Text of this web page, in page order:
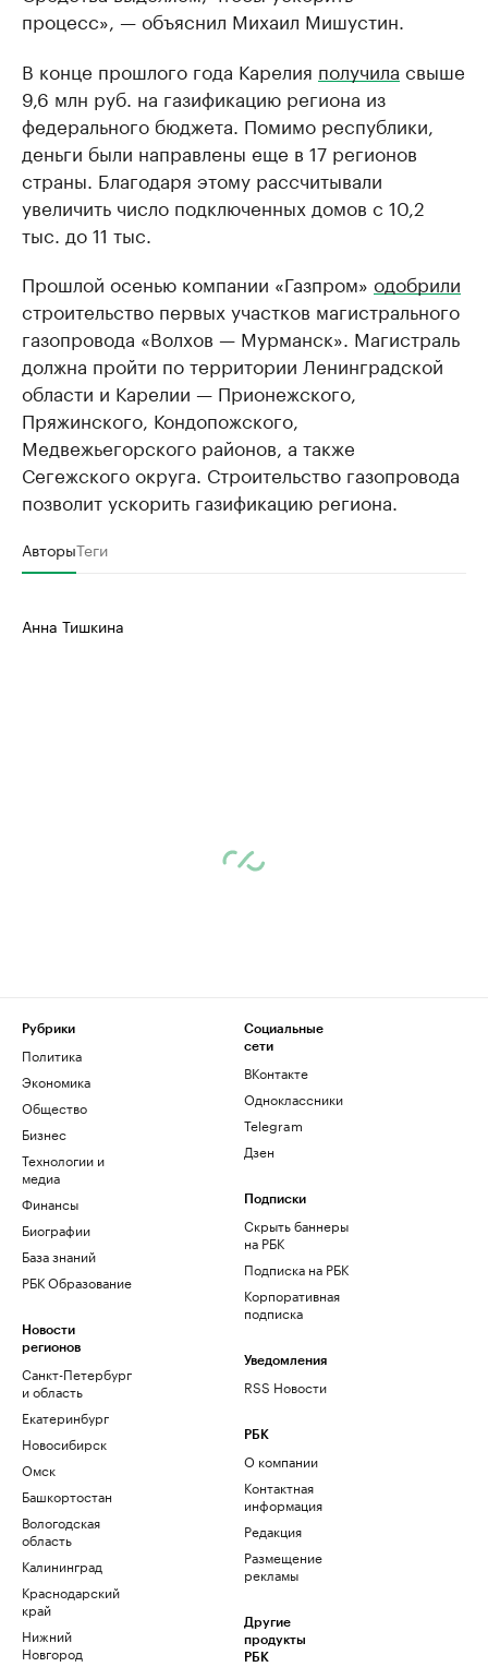
процесс», — объяснил Михаил Мишустин.
В конце прошлого года Карелия получила свыше
9,6 млн руб. на газификацию региона из
федерального бюджета. Помимо республики,
деньги были направлены еще в 17 регионов
страны. Благодаря этому рассчитывали
увеличить число подключенных домов с 10,2
тыс. до 11 тыс.
Прошлой осенью компании «Газпром» одобрили
строительство первых участков магистрального
газопровода «Волхов — Мурманск». Магистраль
должна пройти по территории Ленинградской
области и Карелии — Прионежского,
Пряжинского, Кондопожского,
Медвежьегорского районов, а также
Сегежского округа. Строительство газопровода
позволит ускорить газификацию региона.
АвторыТеги
Анна Тишкина
Рубрики
Политика
Экономика
Общество
Бизнес
Технологии и
медиа
Финансы
Биографии
База знаний
РБК Образование
Новости
регионов
Санкт-Петербург
и область
Екатеринбург
Новосибирск
Омск
Башкортостан
Вологодская
область
Калининград
Краснодарский
край
Нижний
Новгород
Социальные
сети
ВКонтакте
Одноклассники
Telegram
Дзен
Подписки
Скрыть баннеры
на РБК
Подписка на РБК
Корпоративная
подписка
Уведомления
RSS Новости
РБК
О компании
Контактная
информация
Редакция
Размещение
рекламы
Другие
продукты
РБК